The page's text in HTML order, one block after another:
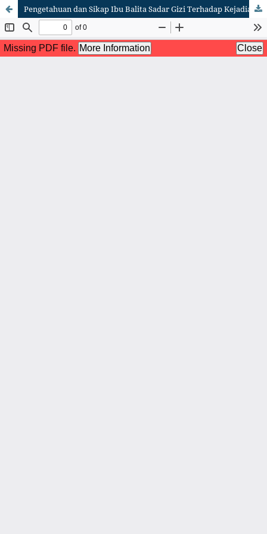
Pengetahuan dan Sikap Ibu Balita Sadar Gizi Terhadap Kejadian Stunting